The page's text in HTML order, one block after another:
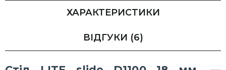
ХАРАКТЕРИСТИКИ
ВІДГУКИ (6)